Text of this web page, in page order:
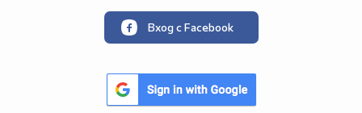
Вход с Facebook